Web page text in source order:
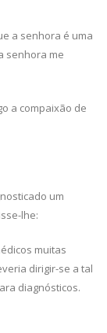
a senhora é uma
senhora me
a compaixão de
um
lhe:
muitas
dirigir-se a tal
diagnósticos.